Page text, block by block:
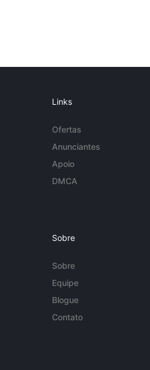
Links
Ofertas
Anunciantes
Apoio
DMCA
Sobre
Sobre
Equipe
Blogue
Contato